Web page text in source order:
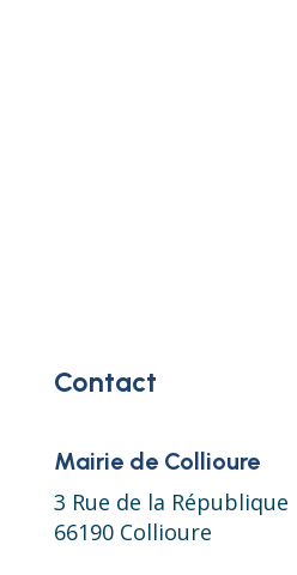
Contact
Mairie de Collioure
3 Rue de la République
66190 Collioure